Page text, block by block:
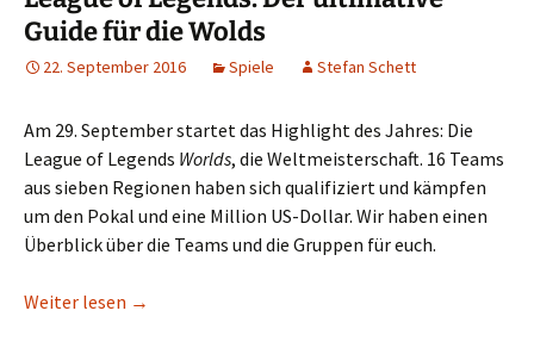
Guide für die Wolds
22. September 2016 Spiele Stefan Schett
Am 29. September startet das Highlight des Jahres: Die
League of Legends Worlds, die Weltmeisterschaft. 16 Teams
aus sieben Regionen haben sich qualifiziert und kämpfen
um den Pokal und eine Million US-Dollar. Wir haben einen
Überblick über die Teams und die Gruppen für euch.
Weiter lesen League of Legends: Der ultimative Guide für die
→